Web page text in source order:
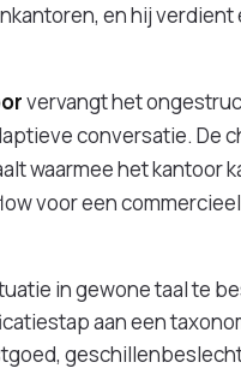
en hij
vervangt het
conversatie. De
waarmee het kantoor
voor een commercieel
in gewone taal te
aan een